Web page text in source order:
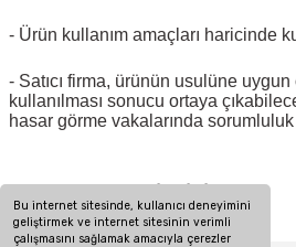
Bu internet sitesinde, kullanıcı deneyimini
geliştirmek ve internet sitesinin verimli
çalışmasını sağlamak amacıyla çerezler
- Ürün kullanım amaçları haricinde
- Satıcı firma, ürünün usulüne
kullanılması sonucu ortaya
hasar görme vakalarında